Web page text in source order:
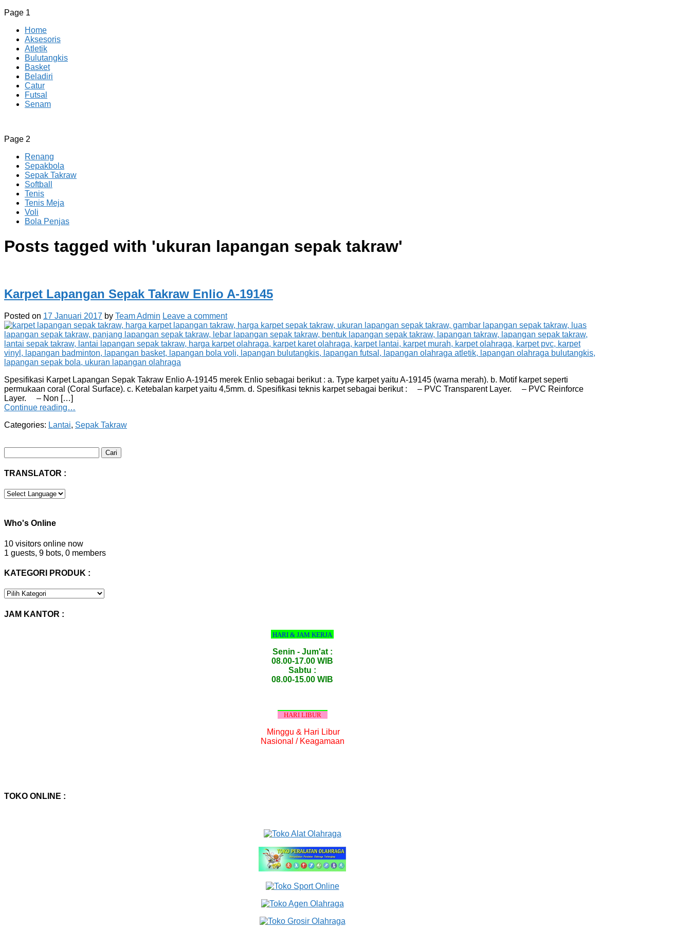
Page 1
Home
Aksesoris
Atletik
Bulutangkis
Basket
Beladiri
Catur
Futsal
Senam
CV JAYA BERSAMA Co Id
Menyediakan Semua Perlengkapan Olahraga Yang Lengkap, Berkualitas Dengan Harga Yang Murah
Page 2
Renang
Sepakbola
Sepak Takraw
Softball
Tenis
Tenis Meja
Voli
Bola Penjas
Posts tagged with 'ukuran lapangan sepak takraw'
Karpet Lapangan Sepak Takraw Enlio A-19145
Posted on 17 Januari 2017 by Team Admin Leave a comment
Spesifikasi Karpet Lapangan Sepak Takraw Enlio A-19145 merek Enlio sebagai berikut : a. Type karpet yaitu A-19145 (warna merah). b. Motif karpet seperti
permukaan coral (Coral Surface). c. Ketebalan karpet yaitu 4,5mm. d. Spesifikasi teknis karpet sebagai berikut : – PVC Transparent Layer. – PVC Reinforce
Layer. – Non […]
Continue reading…
Categories: Lantai, Sepak Takraw
untuk:
TRANSLATOR :
Who's Online
10 visitors online now
1 guests, 9 bots, 0 members
KATEGORI PRODUK :
KATEGORI
JAM KANTOR :
HARI & JAM KERJA
Senin - Jum'at :
08.00-17.00 WIB
Sabtu :
08.00-15.00 WIB
HARI LIBUR
Minggu & Hari Libur
Nasional / Keagamaan
TOKO ONLINE :